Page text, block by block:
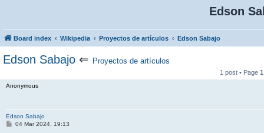
Edson
Board index Wikipedia Proyectos de artículos Edson Sabajo
Edson Sabajo ⇐ Proyectos de artículos
1 post • Page 1
Anonymous
Edson Sabajo
P04 Mar 2024, 19:13